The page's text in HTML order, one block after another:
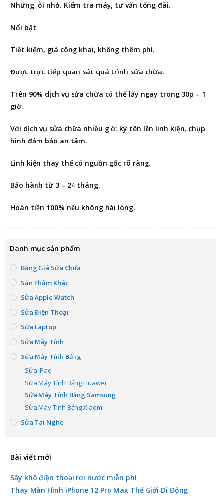
Những lỗi nhỏ. Kiểm tra máy, tư vấn tổng đài.
Nổi bật:
Tiết kiệm, giá công khai, không thêm phí.
Được trực tiếp quan sát quá trình sửa chữa.
Trên 90% dịch vụ sửa chữa có thể lấy ngay trong 30p – 1
giờ.
Với dịch vụ sửa chữa nhiều giờ: ký tên lên linh kiện, chụp
hình đảm bảo an tâm.
Linh kiện thay thế có nguồn gốc rõ ràng.
Bảo hành từ 3 – 24 tháng.
Hoàn tiền 100% nếu không hài lòng.
Danh mục sản phẩm
Bảng Giá Sửa Chữa
Sản Phẩm Khác
Sửa Apple Watch
Sửa Điện Thoại
Sửa Laptop
Sửa Máy Tính
Sửa Máy Tính Bảng
Sửa iPad
Sửa Máy Tính Bảng Huawei
Sửa Máy Tính Bảng Samsung
Sửa Máy Tính Bảng Xiaomi
Sửa Tai Nghe
Bài viết mới
Sấy khô điện thoại rơi nước miễn phí
Thay Màn Hình iPhone 12 Pro Max Thế Giới Di Động